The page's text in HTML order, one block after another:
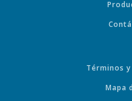
Términos
Mapa